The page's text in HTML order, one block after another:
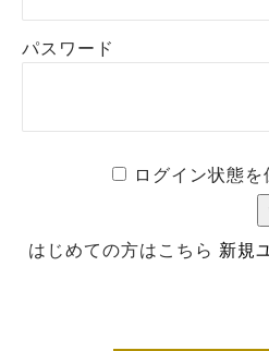
パスワード
ログイン状態を
はじめての方はこちら 新規